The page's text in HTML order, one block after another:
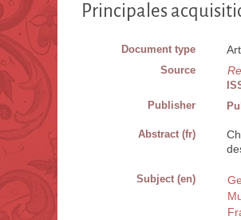
Principales
Document type
Source
Publisher
Abstract (fr)
Subject (en)